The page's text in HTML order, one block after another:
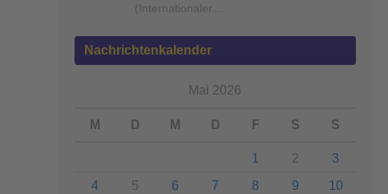
(Internationaler…
Nachrichtenkalender
Mai 2026
M D M D F S S
1 2
3
4
5 6 7 8 9
10